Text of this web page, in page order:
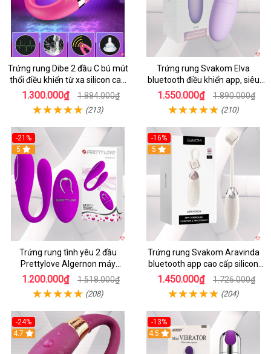
Trứng rung Dibe 2 đầu C bú mút
thổi điều khiển từ xa silicon cao
cấp kích thích điểm G
1.300.000₫ 1.884.000₫
(213)
Trứng rung Svakom Elva
bluetooth điều khiển app, siêu
kích thích
1.550.000₫ 1.890.000₫
(210)
-21%
5
Trứng rung tình yêu 2 đầu
Prettylove Algernon máy
massage điểm G không dây
1.200.000₫ 1.518.000₫
(208)
-16%
5
Trứng rung Svakom Aravinda
bluetooth app cao cấp silicon
mềm
1.450.000₫ 1.726.000₫
(204)
-24%
4.7
-13%
4.5